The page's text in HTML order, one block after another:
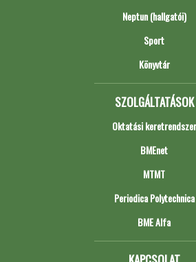
Neptun (hallgatói)
Sport
Könyvtár
SZOLGÁLTATÁSOK
Oktatási keretrendszer
BMEnet
MTMT
Periodica Polytechnica
BME Alfa